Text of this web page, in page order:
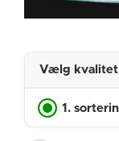
Vælg
1.